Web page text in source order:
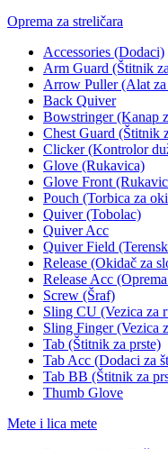
Oprema za streličara
Accessories (Dodaci)
Arm Guard (Štitnik
Arrow Puller (Alat za
Back Quiver
Bowstringer (Kanap
Chest Guard (Štitnik
Clicker (Kontrolor
Glove (Rukavica)
Glove Front
Pouch (Torbica za
Quiver (Tobolac)
Quiver Acc
Quiver Field
Release (Okidač za
Release Acc
Screw (Šraf)
Sling CU (Vezica za
Sling Finger (Vezica
Tab (Štitnik za prste)
Tab Acc (Dodaci za
Tab BB (Štitnik za
Thumb Glove
Mete i lica mete